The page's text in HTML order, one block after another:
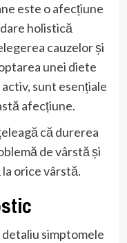
este o afecțiune
holistică
cauzelor și
unei diete
sunt esențiale
afecțiune.
că durerea
de vârstă și
orice vârstă.
simptomele